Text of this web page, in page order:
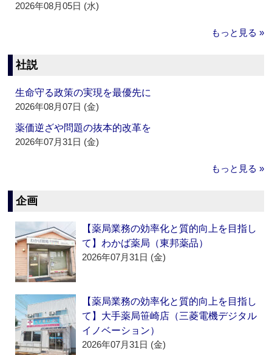
2026年08月05日 (水)
もっと見る »
社説
生命守る政策の実現を最優先に
2026年08月07日 (金)
薬価逆ざや問題の抜本的改革を
2026年07月31日 (金)
もっと見る »
企画
【薬局業務の効率化と質的向上を目指し
て】わかば薬局（東邦薬品）
2026年07月31日 (金)
【薬局業務の効率化と質的向上を目指し
て】大手薬局笹崎店（三菱電機デジタル
イノベーション）
2026年07月31日 (金)